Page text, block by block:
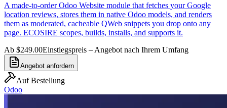
A made-to-order Odoo Website module that fetches your Google
location reviews, stores them in native Odoo models, and renders
them as moderated, cacheable QWeb snippets you drop onto any
page. ECOSIRE scopes, builds, installs, and supports it.
Ab $249.00Einstiegspreis – Angebot nach Ihrem Umfang
Angebot anfordern
Auf Bestellung
Odoo